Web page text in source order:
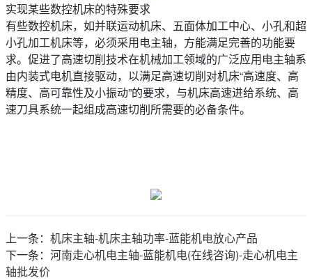
实现某些数控机床的特殊要求
有些数控机床，如并联运动机床、五面体加工中心、小孔和超
小孔加工机床等，必须采用电主轴，方能满足完善的功能要
求。促进了高速切削技术在机械加工领域的广泛应用电主轴系
由内装式电机直接驱动，以满足高速切削对机床“高速度、高
精度、高可靠性及小振动”的要求，与机床高速进给系统、高
速刀具系统一起组成高速切削所需要的必备条件。
上一条： 机床主轴-机床主轴功率-蓝能机电放心产品
下一条： 河南走心机电主轴-蓝能机电(在线咨询)-走心机电主
轴批发价